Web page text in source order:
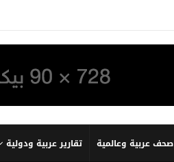
صحف عربية وعالمية تقارير عربية ودولية